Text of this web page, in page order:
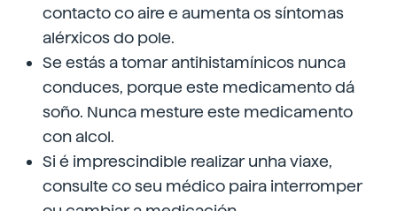
contacto co aire e aumenta os síntomas
alérxicos do pole.
Se estás a tomar antihistamínicos nunca
conduces, porque este medicamento dá
soño. Nunca mesture este medicamento
con alcol.
Si é imprescindible realizar unha viaxe,
consulte co seu médico paira interromper